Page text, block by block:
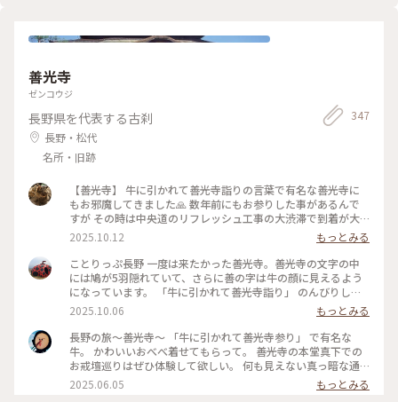
善光寺
ゼンコウジ
長野県を代表する古刹
長野・松代
名所・旧跡
347
【善光寺】 牛に引かれて善光寺詣りの言葉で有名な善光寺に
もお邪魔してきました🙏 数年前にもお参りした事があるんで
すが その時は中央道のリフレッシュ工事の大渋滞で到着が大
幅に遅れて仲見世通りは全てスルーだったのでリベンジ嬉しい
です😊 びんずるさんを摩って本堂にお参りして御朱印をいた
だいて さて！仲見世通り行こうかー😆って時に警備員のおっ
ちゃんに声をかけられまして この日は秋の彼岸の初日だった
のであとちょっと待つと法要を終えられた導師様が通りかかる
とのこと😳 更にもうちょっと待つと今度は法要に向かう上人
様が通られるそうなので両方に並んでお数珠頂戴をしていただ
けました🙏✨ 上人様や導師様が本堂での法要への行き帰りに
参道に跪いた参拝者の方の頭を手に持った数珠で撫でて功徳を
授けてくださるのがお数珠頂戴です📿 なんてステキなタイミ
ング✨はじめて授けていただけました✨✨ 教えてくれた警備の
おっちゃんにも大感謝です(*´꒳`*) （2025.9.20） #お寺 #御朱
2025.10.12
もっとみる
ことりっぷ長野 一度は来たかった善光寺。善光寺の文字の中
には鳩が5羽隠れていて、さらに善の字は牛の顔に見えるよう
になっています。 「牛に引かれて善光寺詣り」 のんびりした
お詣りかなと思っていましたが、布を引っかけた牛を「走っ
て」追いかけたところ、善光寺にたどり着いてしまったという
伝説でした。 いろいろと発見があって面白かったです。 #長野
#善光寺#お寺#牛#鳩
2025.10.06
もっとみる
長野の旅～善光寺～ 「牛に引かれて善光寺参り」 で有名な
牛。 かわいいおべべ着せてもらって。 善光寺の本堂真下での
お戒壇巡りはぜひ体験して欲しい。 何も見えない真っ暗な通
路を歩く 仏様と縁を結ぶ修行だそうです。 #長野県#長野市#善
光寺#お戒壇巡り
2025.06.05 もっとみる